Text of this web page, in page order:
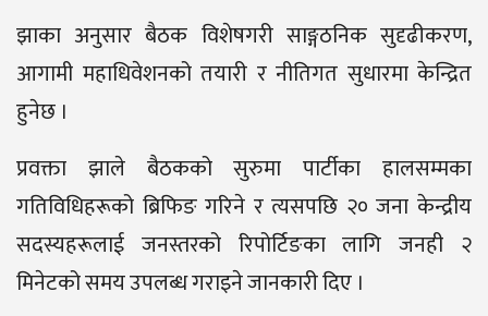
झाका अनुसार बैठक विशेषगरी साङ्गठनिक सुदृढीकरण,
आगामी महाधिवेशनको तयारी र नीतिगत सुधारमा केन्द्रित
हुनेछ ।
प्रवक्ता झाले बैठकको सुरुमा पार्टीका हालसम्मका
गतिविधिहरूको ब्रिफिङ गरिने र त्यसपछि २० जना केन्द्रीय
सदस्यहरूलाई जनस्तरको रिपोर्टिङका लागि जनही २
मिनेटको समय उपलब्ध गराइने जानकारी दिए ।